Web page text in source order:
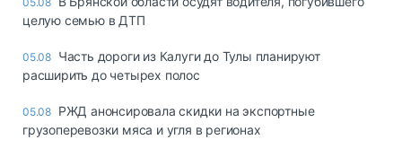
целую семью в ДТП
05.08 Часть дороги из Калуги до Тулы планируют
расширить до четырех полос
05.08 РЖД анонсировала скидки на экспортные
грузоперевозки мяса и угля в регионах